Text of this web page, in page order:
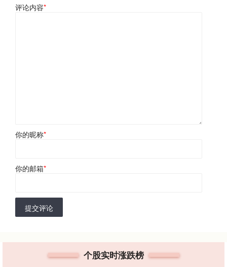
评论内容*
你的昵称*
你的邮箱*
提交评论
个股实时涨跌榜